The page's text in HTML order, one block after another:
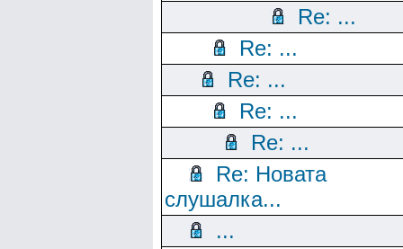
Re: ...
Re: ...
Re: ...
Re: ...
Re: ...
Re: Новата
слушалка...
...